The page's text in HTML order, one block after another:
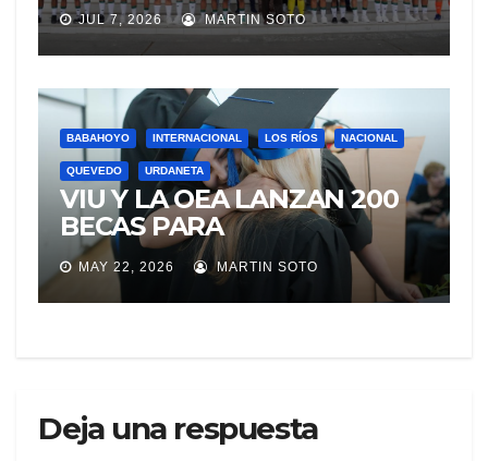
JUL 7, 2026 MARTIN SOTO
BABAHOYO INTERNACIONAL LOS RÍOS NACIONAL
QUEVEDO URDANETA
VIU Y LA OEA LANZAN 200
BECAS PARA
ECUATORIANOS QUE
DESEEN CURSAR
MAESTRÍAS ONLINE CON
MAY 22, 2026 MARTIN SOTO
Deja una respuesta